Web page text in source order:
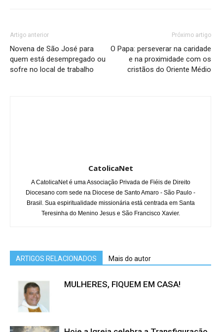
Artigo anterior
Novena de São José para
quem está desempregado ou
sofre no local de trabalho
Próximo artigo
O Papa: perseverar na caridade
e na proximidade com os
cristãos do Oriente Médio
CatolicaNet
A CatolicaNet é uma Associação Privada de Fiéis de Direito
Diocesano com sede na Diocese de Santo Amaro - São Paulo -
Brasil. Sua espiritualidade missionária está centrada em Santa
Teresinha do Menino Jesus e São Francisco Xavier.
ARTIGOS RELACIONADOS Mais do autor
MULHERES, FIQUEM EM CASA!